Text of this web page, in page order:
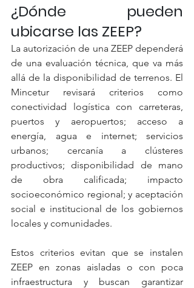
¿Dónde pueden
ubicarse las ZEEP?
La autorización de una ZEEP dependerá
de una evaluación técnica, que va más
allá de la disponibilidad de terrenos. El
Mincetur revisará criterios como
conectividad logística con carreteras,
puertos y aeropuertos; acceso a
energía, agua e internet; servicios
urbanos; cercanía a clústeres
productivos; disponibilidad de mano
de obra calificada; impacto
socioeconómico regional; y aceptación
social e institucional de los gobiernos
locales y comunidades.
Estos criterios evitan que se instalen
ZEEP en zonas aisladas o con poca
infraestructura y buscan garantizar